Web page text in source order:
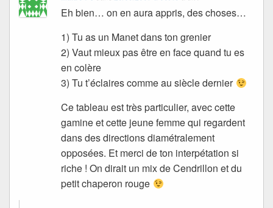
Eh bien… on en aura appris, des choses…
1) Tu as un Manet dans ton grenier
2) Vaut mieux pas être en face quand tu es
en colère
3) Tu t’éclaires comme au siècle dernier
Ce tableau est très particulier, avec cette
gamine et cette jeune femme qui regardent
dans des directions diamétralement
opposées. Et merci de ton interpétation si
riche ! On dirait un mix de Cendrillon et du
petit chaperon rouge